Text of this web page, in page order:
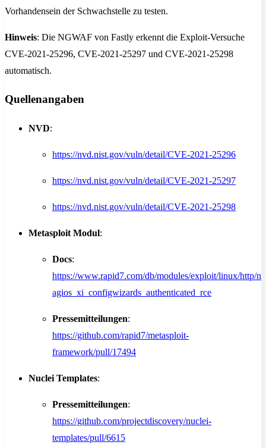
Vorhandensein der Schwachstelle zu testen.
Hinweis: Die NGWAF von Fastly erkennt die Exploit-Versuche
CVE-2021-25296, CVE-2021-25297 und CVE-2021-25298
automatisch.
Quellenangaben
NVD:
https://nvd.nist.gov/vuln/detail/CVE-2021-25296
https://nvd.nist.gov/vuln/detail/CVE-2021-25297
https://nvd.nist.gov/vuln/detail/CVE-2021-25298
Metasploit Modul:
Docs:
https://www.rapid7.com/db/modules/exploit/linux/http/n
agios_xi_configwizards_authenticated_rce
Pressemitteilungen:
https://github.com/rapid7/metasploit-
framework/pull/17494
Nuclei Templates:
Pressemitteilungen:
https://github.com/projectdiscovery/nuclei-
templates/pull/6615